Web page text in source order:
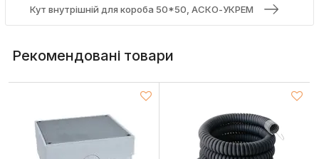
Кут внутрішній для короба 50*50, АСКО-УКРЕМ
Рекомендовані товари